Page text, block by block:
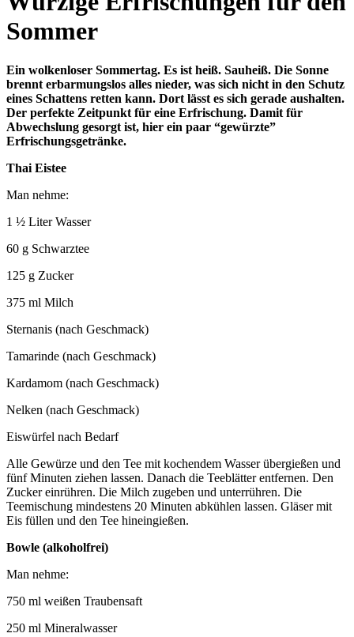
Sommer
Ein wolkenloser Sommertag. Es ist heiß. Sauheiß. Die Sonne
brennt erbarmungslos alles nieder, was sich nicht in den Schutz
eines Schattens retten kann. Dort lässt es sich gerade aushalten.
Der perfekte Zeitpunkt für eine Erfrischung. Damit für
Abwechslung gesorgt ist, hier ein paar “gewürzte”
Erfrischungsgetränke.
Thai Eistee
Man nehme:
1 ½ Liter Wasser
60 g Schwarztee
125 g Zucker
375 ml Milch
Sternanis (nach Geschmack)
Tamarinde (nach Geschmack)
Kardamom (nach Geschmack)
Nelken (nach Geschmack)
Eiswürfel nach Bedarf
Alle Gewürze und den Tee mit kochendem Wasser übergießen und
fünf Minuten ziehen lassen. Danach die Teeblätter entfernen. Den
Zucker einrühren. Die Milch zugeben und unterrühren. Die
Teemischung mindestens 20 Minuten abkühlen lassen. Gläser mit
Eis füllen und den Tee hineingießen.
Bowle (alkoholfrei)
Man nehme:
750 ml weißen Traubensaft
250 ml Mineralwasser